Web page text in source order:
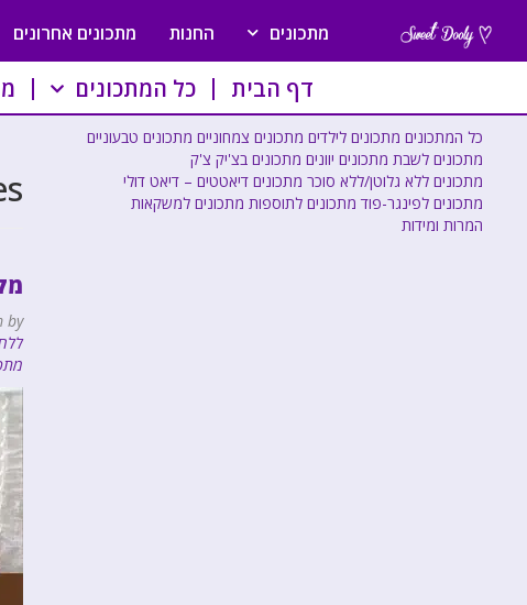
מתכונים החנות מתכונים אחרונים
דף הבית כל המתכונים
by
כל המתכונים מתכונים לילדים מתכונים צמחוניים מתכונים טבעוניים
מתכונים לשבת מתכונים יוונים מתכונים בצ'יק צ'ק
מתכונים ללא גלוטן/ללא סוכר מתכונים דיאטטים – דיאט דולי
מתכונים לפינגר-פוד מתכונים לתוספות מתכונים למשקאות
המרות ומידות